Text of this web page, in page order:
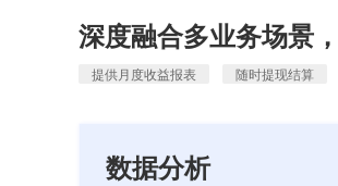
深度融合多业务场景
提供月度收益报表 随时提现结算
数据分析